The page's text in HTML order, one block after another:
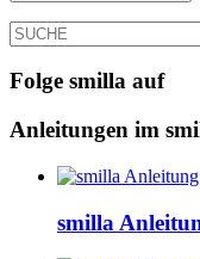
SUCHE
Folge smilla auf
Anleitungen im
smilla